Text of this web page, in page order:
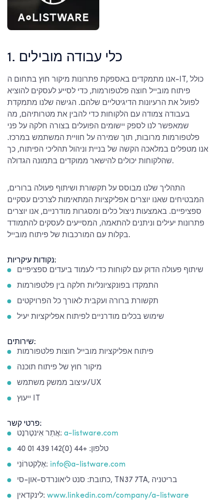
1. כלי עבודה מובילים
אנו מתמקדים באספקת פתרונות מיקור חוץ בתחום ה-IT, כולל
פיתוח מובייל חוצה פלטפורמות, כדי לסייע לעסקים להוציא
לפועל את הרעיונות הדיגיטליים שלהם. הגישה שלנו מתמקדת
בעבודה צמודה עם הלקוחות כדי להבין את מטרותיהם, מה
שמאפשר לנו לספק יישומים הפועלים בצורה חלקה על פני
פלטפורמות מרובות, תוך שמירה על חוויית המשתמש במרכז.
אנו מטפלים במלאכה הקשה של בניית וניהול תהליכי הפיתוח, כך
שהלקוחות יכולים להישאר ממוקדים בתמונה הגדולה.
התהליך שלנו מבוסס על תקשורת ושיתוף פעולה ברורים,
המבטיחים שאנו יוצרים אפליקציות המתאימות לצרכים עסקיים
ספציפיים. באמצעות ניצול כלים ומסגרות מודרניים, אנו יוצרים
פתרונות יעילים וניתנים להתאמה, המסייעים לעסקים להתמודד
בקלות עם המורכבות של פיתוח מובייל.
נקודות עיקריות:
שיתוף פעולה הדוק עם לקוחות כדי לעמוד ביעדים ספציפיים
התמקדו בפונקציונליות חלקה בין פלטפורמות
תקשורת ברורה ועקבית לאורך כל הפרויקטים
שימוש בכלים מודרניים לפיתוח אפליקציות יעיל
שירותים:
פיתוח אפליקציות מובייל חוצות פלטפורמות
מיקור חוץ של פיתוח תוכנה
עיצוב ממשק משתמש/UX
פרטי קשר:
אֲתַר אִינטֶרנֶט: a-listware.com
טלפון: +44 (0)142 439 01 40
אֶלֶקטרוֹנִי: info@a-listware.com
כתובת: סנט ליאונרדס-און-סי, TN37 7TA, בריטניה
לינקדאין: www.linkedin.com/company/a-listware